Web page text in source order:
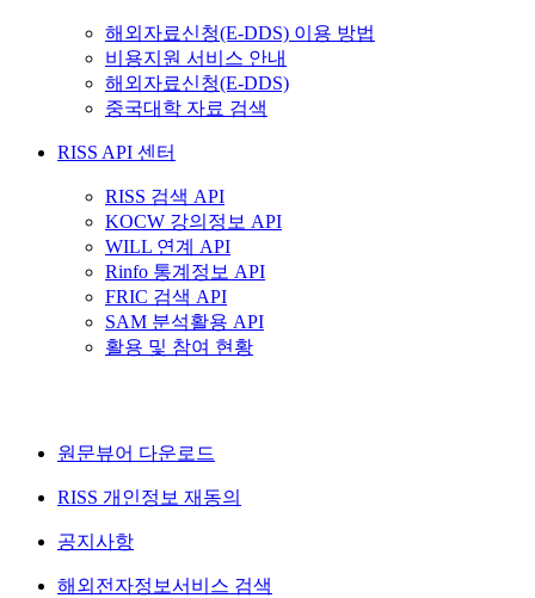
해외자료신청(E-DDS) 이용 방법
비용지원 서비스 안내
해외자료신청(E-DDS)
중국대학 자료 검색
RISS API 센터
RISS 검색 API
KOCW 강의정보 API
WILL 연계 API
Rinfo 통계정보 API
FRIC 검색 API
SAM 분석활용 API
활용 및 참여 현황
원문뷰어 다운로드
RISS 개인정보 재동의
공지사항
해외전자정보서비스 검색